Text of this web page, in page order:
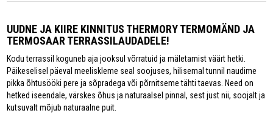
UUDNE JA KIIRE KINNITUS THERMORY TERMOMÄND JA
TERMOSAAR TERRASSILAUDADELE!
Kodu terrassil koguneb aja jooksul võrratuid ja mäletamist väärt hetki.
Päikeselisel päeval meeliskleme seal soojuses, hilisemal tunnil naudime
pikka õhtusööki pere ja sõpradega või põrnitseme tähti taevas. Need on
hetked iseendale, värskes õhus ja naturaalsel pinnal, sest just nii, soojalt ja
kutsuvalt mõjub naturaalne puit.